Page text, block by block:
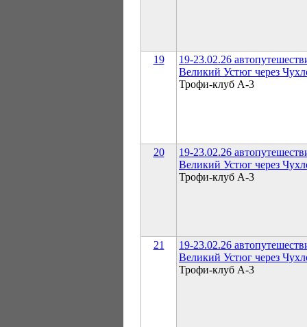
19
19-23.02.26
Великий Устюг через
Трофи-клуб А-3
20
19-23.02.26
Великий Устюг через
Трофи-клуб А-3
21
19-23.02.26
Великий Устюг через
Трофи-клуб А-3